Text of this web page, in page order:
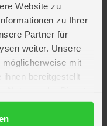
Website zu
zu Ihrer
Partner für
weiter. Unsere
mit
bereitgestellt
orange
9,5 cm
9,5 cm
10 cm
8 cm